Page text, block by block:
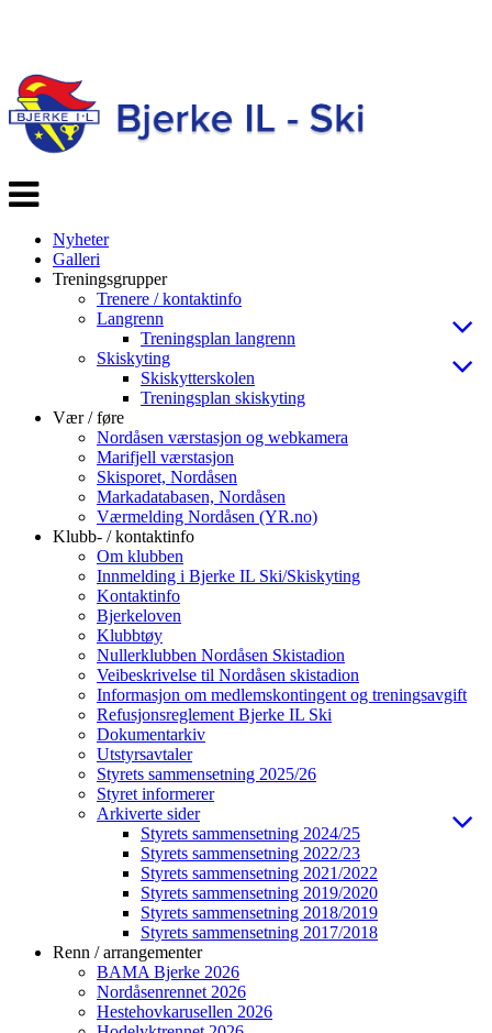
Veksle
navigasjon
Nyheter
Galleri
Treningsgrupper
Trenere / kontaktinfo
Langrenn
Treningsplan langrenn
Skiskyting
Skiskytterskolen
Treningsplan skiskyting
Vær / føre
Nordåsen værstasjon og webkamera
Marifjell værstasjon
Skisporet, Nordåsen
Markadatabasen, Nordåsen
Værmelding Nordåsen (YR.no)
Klubb- / kontaktinfo
Om klubben
Innmelding i Bjerke IL Ski/Skiskyting
Kontaktinfo
Bjerkeloven
Klubbtøy
Nullerklubben Nordåsen Skistadion
Veibeskrivelse til Nordåsen skistadion
Informasjon om medlemskontingent og treningsavgift
Refusjonsreglement Bjerke IL Ski
Dokumentarkiv
Utstyrsavtaler
Styrets sammensetning 2025/26
Styret informerer
Arkiverte sider
Styrets sammensetning 2024/25
Styrets sammensetning 2022/23
Styrets sammensetning 2021/2022
Styrets sammensetning 2019/2020
Styrets sammensetning 2018/2019
Styrets sammensetning 2017/2018
Renn / arrangementer
BAMA Bjerke 2026
Nordåsenrennet 2026
Hestehovkarusellen 2026